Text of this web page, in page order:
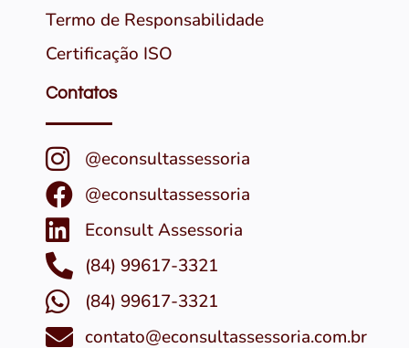
Termo de Responsabilidade
Certificação ISO
Contatos
@econsultassessoria
@econsultassessoria
Econsult Assessoria
(84) 99617-3321
(84) 99617-3321
contato@econsultassessoria.com.br